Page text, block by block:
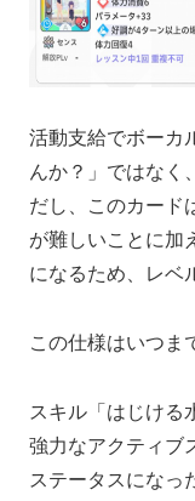
活動支給でボーカ
んか？」ではなく
だし、このカード
が難しいことに加
になるため、レベ
この仕様はいつま
スキル「はじける
強力なアクティブ
ステータスになっ